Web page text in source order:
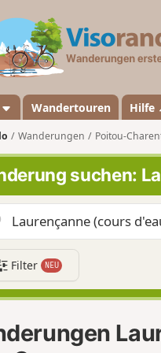
Wandertouren Hilfe
Wanderungen Poitou-
suchen:
Filter NEU